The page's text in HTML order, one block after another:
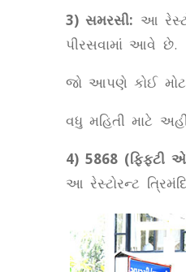
3) સમરસી: આ
પીરસવામાં આવે છે.
જો આપણે કોઈ
વધુ મહિતી માટે
4) 5868 (ફિફ્ટી
આ રેસ્ટોરન્ટ